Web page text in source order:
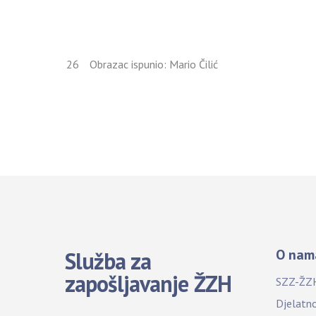
26 Obrazac ispunio: Mario Čilić
Služba za
zapošljavanje ŽZH
O
SZZ-